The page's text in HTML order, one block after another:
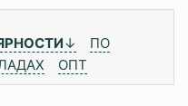
↓
ПО
ОПТ